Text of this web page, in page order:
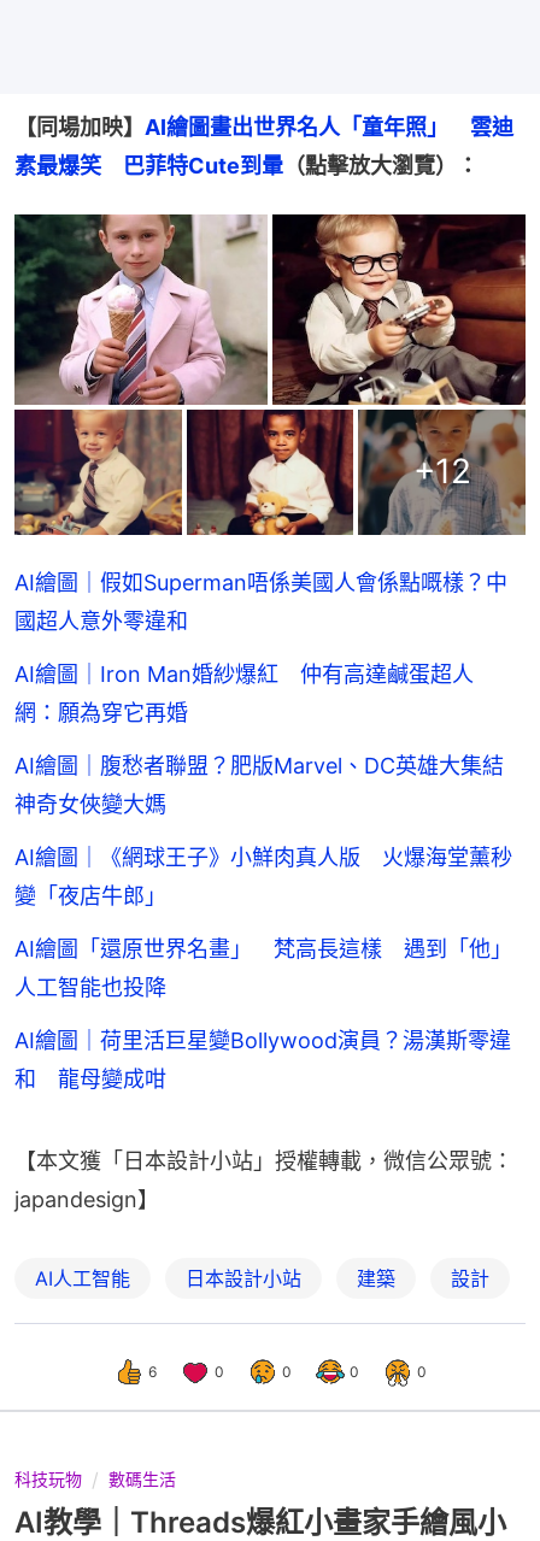
【同場加映】 AI繪圖畫出世界名人「童年照」　雲迪
素最爆笑　巴菲特Cute到暈 （點擊放大瀏覽）：
+12
AI繪圖｜假如Superman唔係美國人會係點嘅樣？中
國超人意外零違和
AI繪圖｜Iron Man婚紗爆紅 仲有高達鹹蛋超人
網：願為穿它再婚
AI繪圖｜腹愁者聯盟？肥版Marvel、DC英雄大集結
神奇女俠變大媽
AI繪圖｜《網球王子》小鮮肉真人版 火爆海堂薰秒
變「夜店牛郎」
AI繪圖「還原世界名畫」 梵高長這樣 遇到「他」
人工智能也投降
AI繪圖｜荷里活巨星變Bollywood演員？湯漢斯零違
和 龍母變成咁
【本文獲「日本設計小站」授權轉載，微信公眾號：
japandesign】
AI人工智能 日本設計小站 建築 設計
6 0 0 0 0
科技玩物 數碼生活
AI教學｜Threads爆紅小畫家手繪風小